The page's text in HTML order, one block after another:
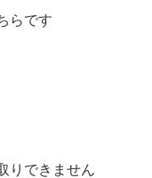
らです
りできません